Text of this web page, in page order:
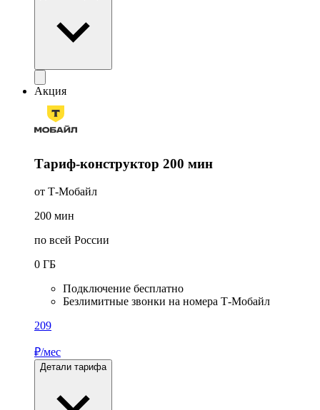
Акция
Тариф-конструктор 200 мин
от Т-Мобайл
200 мин
по всей России
0 ГБ
Подключение бесплатно
Безлимитные звонки на номера Т-Мобайл
209
₽/мес
Детали тарифа